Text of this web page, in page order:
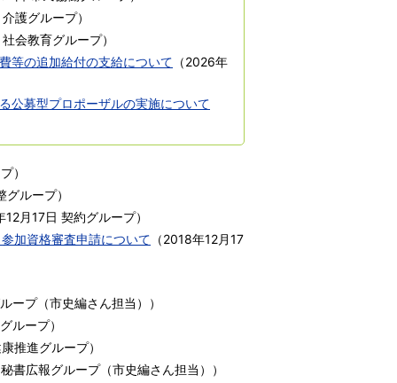
護グループ）
社会教育グループ）
等の追加給付の支給について （2026年
公募型プロポーザルの実施について
）
グループ）
12月17日 契約グループ）
加資格審査申請について （2018年12月17
ープ（市史編さん担当）
）
ループ）
推進グループ）
秘書広報グループ（市史編さん担当）
）